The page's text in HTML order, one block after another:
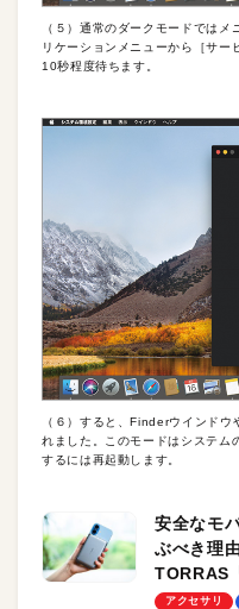
（５）通常のダークモードでは
リケーションメニューから［サ
10秒程度待ちます。
（６）すると、Finderウインド
れました。このモードはシステム
するには再起動します。
安全なモ
ぶべき理
TORRAS
ーも
アクセサリ